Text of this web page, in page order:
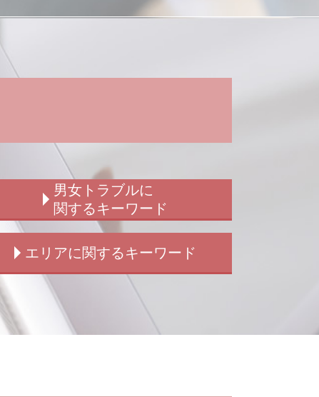
男女トラブルに
関するキーワード
ストーカー被害 女性
ストーカー被害 慰謝料 弁護士
ストーカー被害 男性
男女トラブル 別れ
子供の認知 法律
エリアに関するキーワード
新宿 刑事弁護
新宿 交通事故
新宿 盗撮 被害